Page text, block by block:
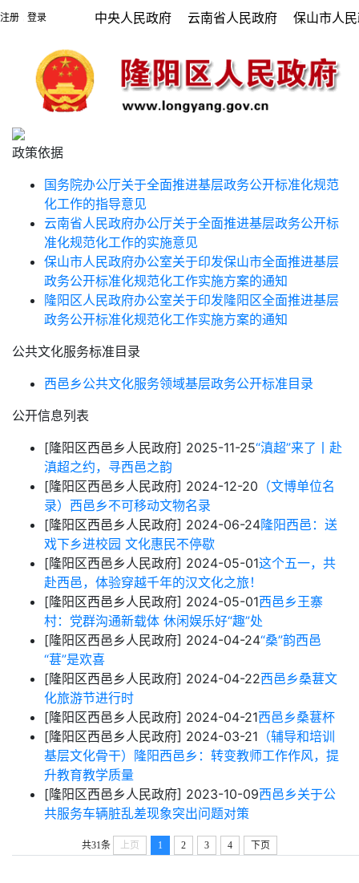
注册 登录 中央人民政府 云南省人民政府 保山市人
政策依据
国务院办公厅关于全面推进基层政务公开标准化规范
化工作的指导意见
云南省人民政府办公厅关于全面推进基层政务公开标
准化规范化工作的实施意见
保山市人民政府办公室关于印发保山市全面推进基层
政务公开标准化规范化工作实施方案的通知
隆阳区人民政府办公室关于印发隆阳区全面推进基层
政务公开标准化规范化工作实施方案的通知
公共文化服务标准目录
西邑乡公共文化服务领域基层政务公开标准目录
公开信息列表
[隆阳区西邑乡人民政府] 2025-11-25“滇超”来了丨赴
滇超之约，寻西邑之韵
[隆阳区西邑乡人民政府] 2024-12-20 （文博单位名
录）西邑乡不可移动文物名录
[隆阳区西邑乡人民政府] 2024-06-24隆阳西邑：送
戏下乡进校园 文化惠民不停歇
[隆阳区西邑乡人民政府] 2024-05-01这个五一，共
赴西邑，体验穿越千年的汉文化之旅！
[隆阳区西邑乡人民政府] 2024-05-01西邑乡王寨
村：党群沟通新载体 休闲娱乐好“趣”处
[隆阳区西邑乡人民政府] 2024-04-24“桑”韵西邑
“葚”是欢喜
[隆阳区西邑乡人民政府] 2024-04-22西邑乡桑葚文
化旅游节进行时
[隆阳区西邑乡人民政府] 2024-04-21西邑乡桑葚杯
[隆阳区西邑乡人民政府] 2024-03-21 （辅导和培训
基层文化骨干）隆阳西邑乡：转变教师工作作风，提
升教育教学质量
[隆阳区西邑乡人民政府] 2023-10-09西邑乡关于公
共服务车辆脏乱差现象突出问题对策
共31条 上页 1 2 3 4 下页